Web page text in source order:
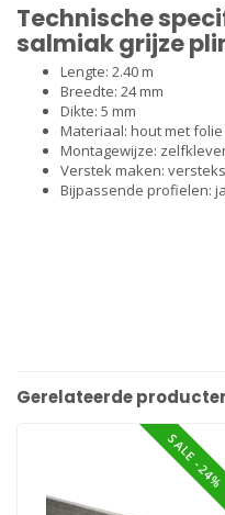
Technische
salmiak grijze
Lengte: 2.40 m
Breedte: 24 mm
Dikte: 5 mm
Materiaal: hout met folie
Montagewijze:
Verstek maken:
Bijpassende profielen: ja
Gerelateerde
SALE -24%